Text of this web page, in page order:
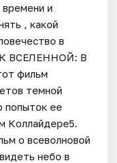
и
, какой
в
ВСЕЛЕННОЙ: В
фильм
темной
попыток ее
Коллайдере5.
о всеволновой
небо в